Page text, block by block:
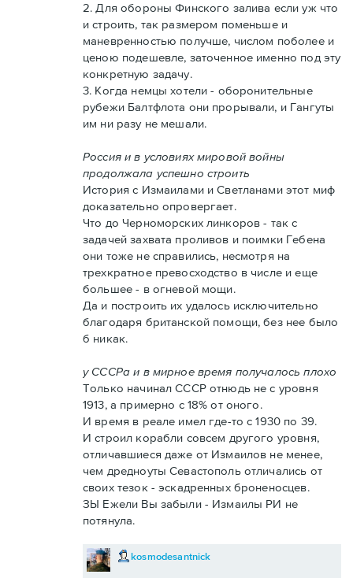
2. Для обороны Финского залива если уж что
и строить, так размером поменьше и
маневренностью получше, числом поболее и
ценою подешевле, заточенное именно под эту
конкретную задачу.
3. Когда немцы хотели - оборонительные
рубежи Балтфлота они прорывали, и Гангуты
им ни разу не мешали.
Россия и в условиях мировой войны
продолжала успешно строить
История с Измаилами и Светланами этот миф
доказательно опровергает.
Что до Черноморских линкоров - так с
задачей захвата проливов и поимки Гебена
они тоже не справились, несмотря на
трехкратное превосходство в числе и еще
большее - в огневой мощи.
Да и построить их удалось исключительно
благодаря британской помощи, без нее было
б никак.
у СССРа и в мирное время получалось плохо
Только начинал СССР отнюдь не с уровня
1913, а примерно с 18% от оного.
И время в реале имел где-то с 1930 по 39.
И строил корабли совсем другого уровня,
отличавшиеся даже от Измаилов не менее,
чем дредноуты Севастополь отличались от
своих тезок - эскадренных броненосцев.
ЗЫ Ежели Вы забыли - Измаилы РИ не
потянула.
kosmodesantnick